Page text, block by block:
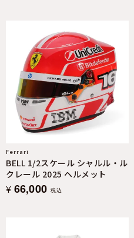
Ferrari
BELL 1/2スケール シャルル・ル
クレール 2025 ヘルメット
¥ 66,000 税込